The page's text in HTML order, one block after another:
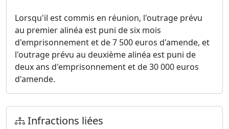
Lorsqu'il est commis en réunion, l'outrage prévu
au premier alinéa est puni de six mois
d'emprisonnement et de 7 500 euros d'amende, et
l'outrage prévu au deuxième alinéa est puni de
deux ans d'emprisonnement et de 30 000 euros
d'amende.
Infractions liées